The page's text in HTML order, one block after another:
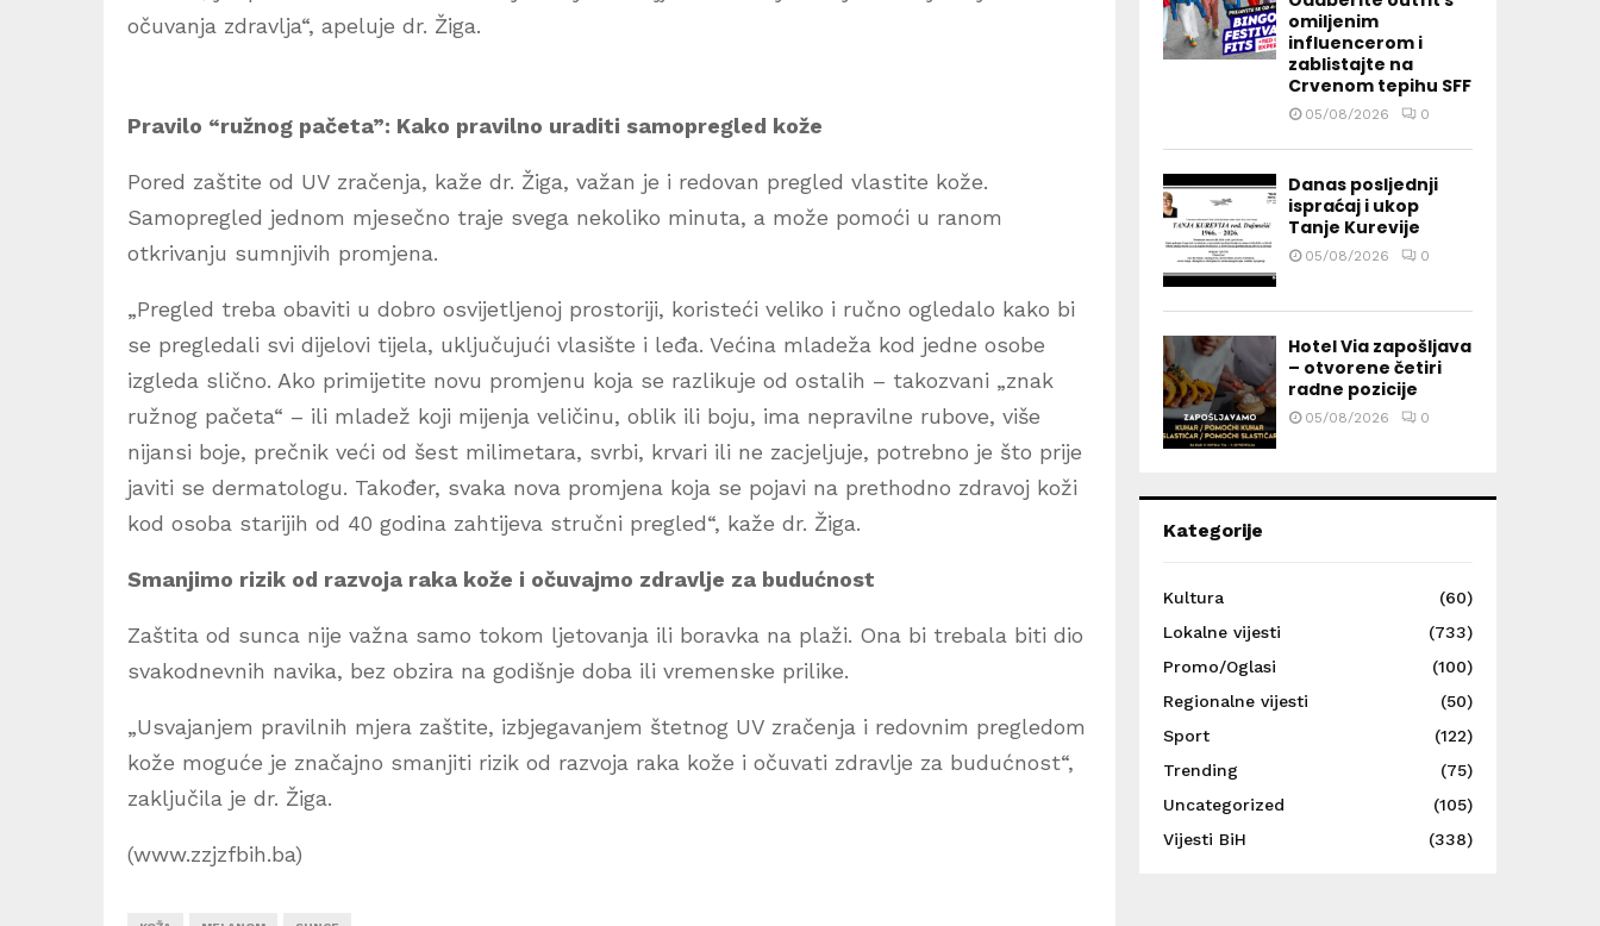
očuvanja zdravlja“, apeluje dr. Žiga.
Pravilo “ružnog pačeta”: Kako pravilno uraditi samopregled kože
Pored zaštite od UV zračenja, kaže dr. Žiga, važan je i redovan pregled vlastite kože.
Samopregled jednom mjesečno traje svega nekoliko minuta, a može pomoći u ranom
otkrivanju sumnjivih promjena.
„Pregled treba obaviti u dobro osvijetljenoj prostoriji, koristeći veliko i ručno ogledalo kako bi
se pregledali svi dijelovi tijela, uključujući vlasište i leđa. Većina mladeža kod jedne osobe
izgleda slično. Ako primijetite novu promjenu koja se razlikuje od ostalih – takozvani „znak
ružnog pačeta“ – ili mladež koji mijenja veličinu, oblik ili boju, ima nepravilne rubove, više
nijansi boje, prečnik veći od šest milimetara, svrbi, krvari ili ne zacjeljuje, potrebno je što prije
javiti se dermatologu. Također, svaka nova promjena koja se pojavi na prethodno zdravoj koži
kod osoba starijih od 40 godina zahtijeva stručni pregled“, kaže dr. Žiga.
Smanjimo rizik od razvoja raka kože i očuvajmo zdravlje za budućnost
Zaštita od sunca nije važna samo tokom ljetovanja ili boravka na plaži. Ona bi trebala biti dio
svakodnevnih navika, bez obzira na godišnje doba ili vremenske prilike.
„Usvajanjem pravilnih mjera zaštite, izbjegavanjem štetnog UV zračenja i redovnim pregledom
kože moguće je značajno smanjiti rizik od razvoja raka kože i očuvati zdravlje za budućnost“,
zaključila je dr. Žiga.
(www.zzjzfbih.ba)
omiljenim
influencerom i
zablistajte na
Crvenom tepihu SFF
05/08/2026 0
Danas posljednji
ispraćaj i ukop
Tanje Kurevije
05/08/2026 0
Hotel Via zapošljava
– otvorene četiri
radne pozicije
05/08/2026 0
Kategorije
Kultura
(60)
Lokalne vijesti
(733)
Promo/Oglasi
(100)
Regionalne vijesti
(50)
Sport
(122)
Trending
(75)
Uncategorized
(105)
Vijesti BiH
(338)